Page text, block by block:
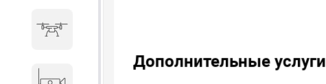
Дополнительные услуги